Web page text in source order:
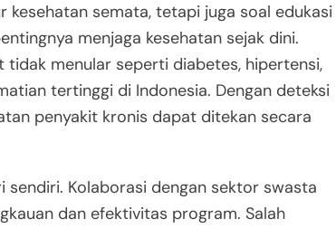
kesehatan semata, tetapi juga soal edukasi
menjaga kesehatan sejak dini.
tidak menular seperti diabetes, hipertensi,
tertinggi di Indonesia. Dengan deteksi
penyakit kronis dapat ditekan secara
sendiri. Kolaborasi dengan sektor swasta
dan efektivitas program. Salah